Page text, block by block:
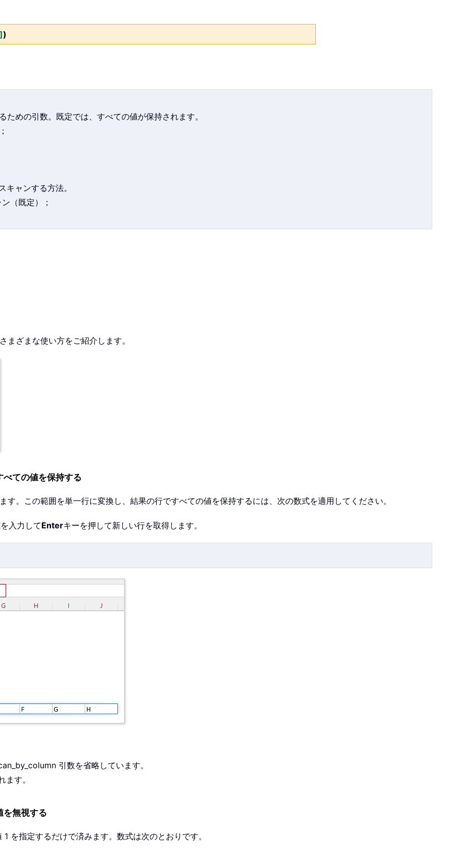
)
ための引数。既定では、すべての値が保持されます。
キャンする方法。
（既定）；
まざまな使い方をご紹介します。
ての値を保持する
。この範囲を単一行に変換し、結果の行ですべての値を保持するには、次の数式を適用してください。
入力してEnterキーを押して新しい行を取得します。
引数を省略しています。
す。
を無視する
を指定するだけで済みます。数式は次のとおりです。